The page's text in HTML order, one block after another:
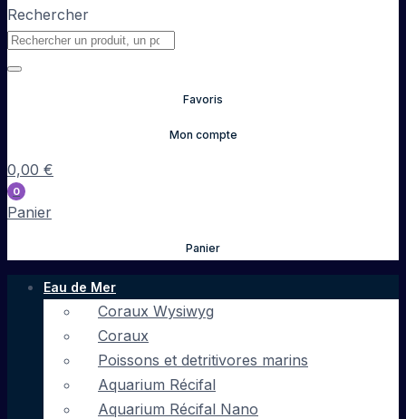
Rechercher
Favoris
Mon compte
0,00 €
0
Panier
Panier
Eau de Mer
Coraux Wysiwyg
Coraux
Poissons et detritivores marins
Aquarium Récifal
Aquarium Récifal Nano